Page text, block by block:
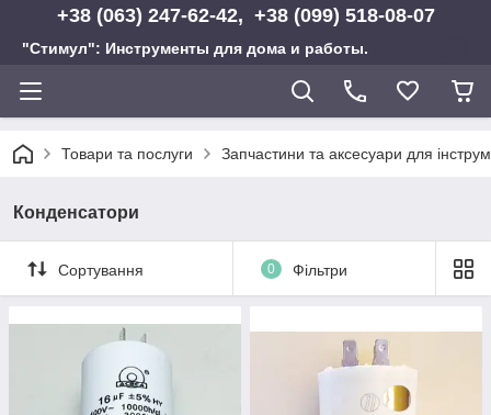
+38 (063) 247-62-42, +38 (099) 518-08-07
"Стимул": Инструменты для дома и работы.
Товари та послуги Запчастини та аксесуари для
Конденсатори
Сортування 0 Фільтри